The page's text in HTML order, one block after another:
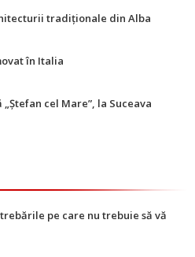
tradiționale din Alba
în Italia
cel Mare”, la Suceava
pe care nu trebuie să vă